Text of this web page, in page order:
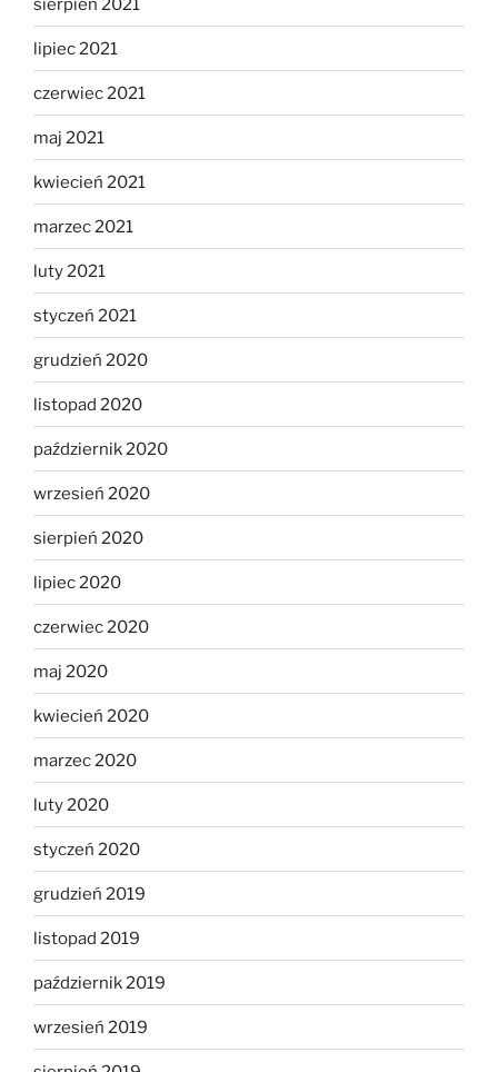
sierpień 2021
lipiec 2021
czerwiec 2021
maj 2021
kwiecień 2021
marzec 2021
luty 2021
styczeń 2021
grudzień 2020
listopad 2020
październik 2020
wrzesień 2020
sierpień 2020
lipiec 2020
czerwiec 2020
maj 2020
kwiecień 2020
marzec 2020
luty 2020
styczeń 2020
grudzień 2019
listopad 2019
październik 2019
wrzesień 2019